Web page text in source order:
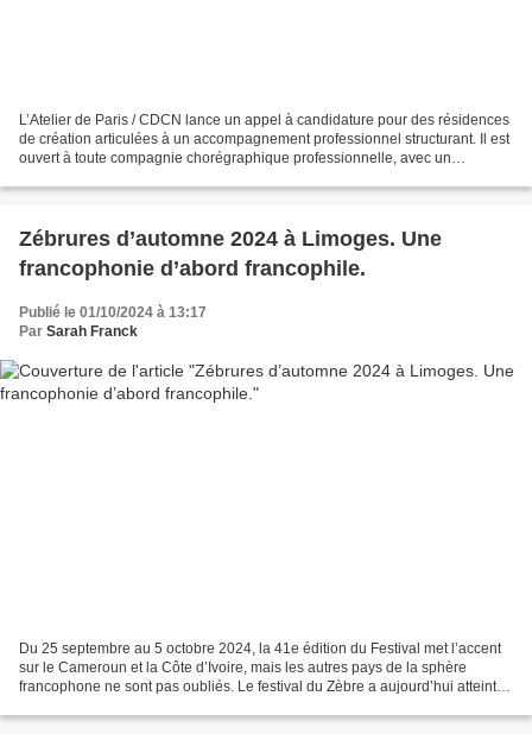
L’Atelier de Paris / CDCN lance un appel à candidature pour des résidences
de création articulées à un accompagnement professionnel structurant. Il est
ouvert à toute compagnie chorégraphique professionnelle, avec un
Zébrures d’automne 2024 à Limoges. Une
francophonie d’abord francophile.
Publié le 01/10/2024 à 13:17
Par Sarah Franck
Du 25 septembre au 5 octobre 2024, la 41e édition du Festival met l’accent
sur le Cameroun et la Côte d’Ivoire, mais les autres pays de la sphère
francophone ne sont pas oubliés. Le festival du Zèbre a aujourd’hui atteint